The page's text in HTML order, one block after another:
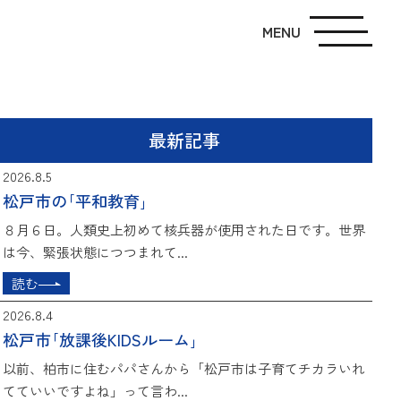
MENU
最新記事
2026.8.5
松戸市の｢平和教育｣
８月６日。人類史上初めて核兵器が使用された日です。世界
は今、緊張状態につつまれて...
読む
2026.8.4
松戸市｢放課後KIDSルーム｣
以前、柏市に住むパパさんから「松戸市は子育てチカラいれ
てていいですよね」って言わ...